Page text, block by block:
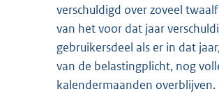
verschuldigd over zoveel
van het voor dat jaar
gebruikersdeel als er in dat
van de belastingplicht, nog
kalendermaanden overblijven.